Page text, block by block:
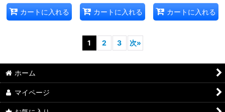
カートに入れる カートに入れる カートに入れる
1 2 3 次»
ホーム
マイページ